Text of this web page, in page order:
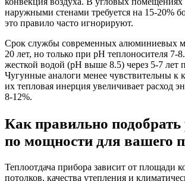
наружными стенами требуется на 15-20%
это правило часто игнорируют.
Срок службы современных алюминиевых
20 лет, но только при pH теплоносителя 7-
жесткой водой (pH выше 8.5) через 5-7 лет
Чугунные аналоги менее чувствительны к
их тепловая инерция увеличивает расход
8-12%.
Как правильно подобрать
по мощности для вашего
Теплоотдача прибора зависит от площади
потолков, качества утепления и